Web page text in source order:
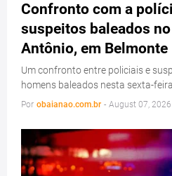
Confronto com a
suspeitos baleados
Antônio, em Belmonte
Um confronto entre policiais e
homens baleados nesta sexta-feira
Por obaianao.com.br - August 07, 2026